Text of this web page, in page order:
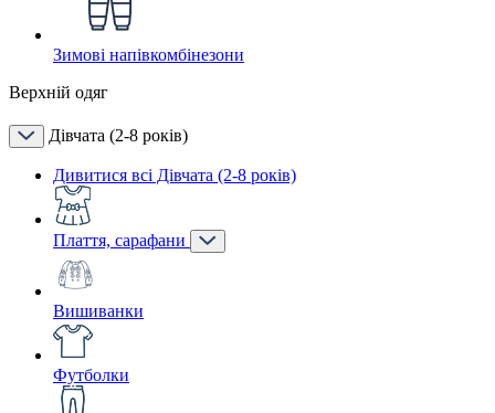
Зимові напівкомбінезони
Верхній одяг
Дівчата (2-8 років)
Дивитися всі Дівчата (2-8 років)
Плаття, сарафани
Вишиванки
Футболки